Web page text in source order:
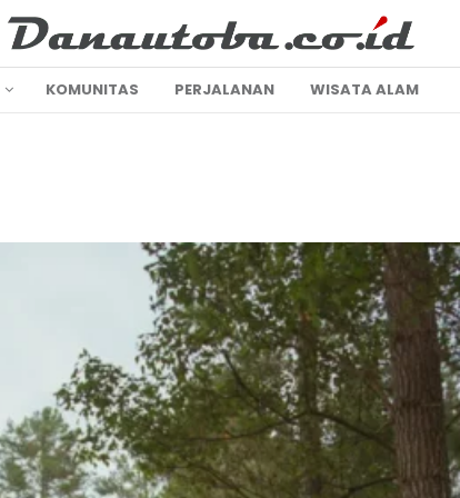
KOMUNITAS PERJALANAN WISATA ALAM